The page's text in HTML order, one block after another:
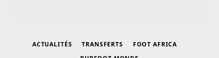
ACTUALITÉS TRANSFERTS
FOOT AFRICA